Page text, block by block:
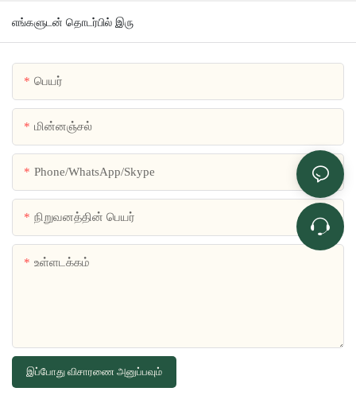
எங்களுடன் தொடர்பில் இரு
பெயர்
மின்னஞ்சல்
Phone/WhatsApp/Skype
நிறுவனத்தின் பெயர்
உள்ளடக்கம்
இப்போது விசாரணை அனுப்பவும்